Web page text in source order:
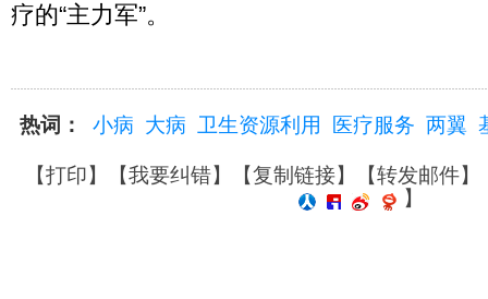
疗的“主力军”。
热词： 小病 大病 卫生资源利用 医疗服务 两翼
【打印】【我要纠错】【复制链接】【转发邮件】
】